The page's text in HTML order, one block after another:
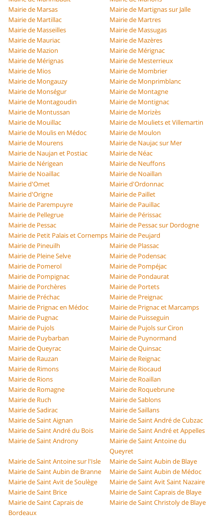
Mairie de Marsas
Mairie de Martignas sur Jalle
Mairie de Martillac
Mairie de Martres
Mairie de Masseilles
Mairie de Massugas
Mairie de Mauriac
Mairie de Mazères
Mairie de Mazion
Mairie de Mérignac
Mairie de Mérignas
Mairie de Mesterrieux
Mairie de Mios
Mairie de Mombrier
Mairie de Mongauzy
Mairie de Monprimblanc
Mairie de Monségur
Mairie de Montagne
Mairie de Montagoudin
Mairie de Montignac
Mairie de Montussan
Mairie de Morizès
Mairie de Mouillac
Mairie de Mouliets et Villemartin
Mairie de Moulis en Médoc
Mairie de Moulon
Mairie de Mourens
Mairie de Naujac sur Mer
Mairie de Naujan et Postiac
Mairie de Néac
Mairie de Nérigean
Mairie de Neuffons
Mairie de Noaillac
Mairie de Noaillan
Mairie d'Omet
Mairie d'Ordonnac
Mairie d'Origne
Mairie de Paillet
Mairie de Parempuyre
Mairie de Pauillac
Mairie de Pellegrue
Mairie de Périssac
Mairie de Pessac
Mairie de Pessac sur Dordogne
Mairie de Petit Palais et Cornemps Mairie de Peujard
Mairie de Pineuilh
Mairie de Plassac
Mairie de Pleine Selve
Mairie de Podensac
Mairie de Pomerol
Mairie de Pompéjac
Mairie de Pompignac
Mairie de Pondaurat
Mairie de Porchères
Mairie de Portets
Mairie de Préchac
Mairie de Preignac
Mairie de Prignac en Médoc
Mairie de Prignac et Marcamps
Mairie de Pugnac
Mairie de Puisseguin
Mairie de Pujols
Mairie de Pujols sur Ciron
Mairie de Puybarban
Mairie de Puynormand
Mairie de Queyrac
Mairie de Quinsac
Mairie de Rauzan
Mairie de Reignac
Mairie de Rimons
Mairie de Riocaud
Mairie de Rions
Mairie de Roaillan
Mairie de Romagne
Mairie de Roquebrune
Mairie de Ruch
Mairie de Sablons
Mairie de Sadirac
Mairie de Saillans
Mairie de Saint Aignan
Mairie de Saint André de Cubzac
Mairie de Saint André du Bois
Mairie de Saint André et Appelles
Mairie de Saint Androny
Mairie de Saint Antoine du
Queyret
Mairie de Saint Antoine sur l'Isle
Mairie de Saint Aubin de Blaye
Mairie de Saint Aubin de Branne
Mairie de Saint Aubin de Médoc
Mairie de Saint Avit de Soulège
Mairie de Saint Avit Saint Nazaire
Mairie de Saint Brice
Mairie de Saint Caprais de Blaye
Mairie de Saint Caprais de
Bordeaux
Mairie de Saint Christoly de Blaye